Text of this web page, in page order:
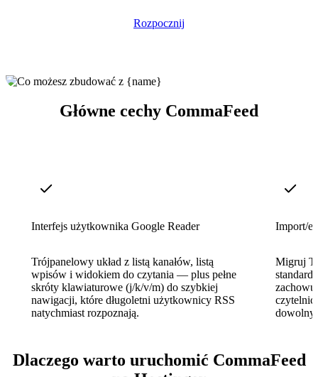
Rozpocznij
Główne cechy CommaFeed
Interfejs użytkownika Google Reader
Trójpanelowy układ z listą kanałów, listą
wpisów i widokiem do czytania — plus pełne
skróty klawiaturowe (j/k/v/m) do szybkiej
nawigacji, które długoletni użytkownicy RSS
natychmiast rozpoznają.
Import/
Migruj
Dlaczego warto uruchomić CommaFeed